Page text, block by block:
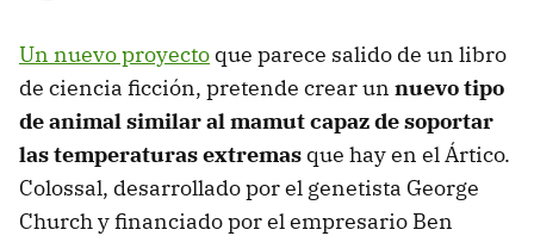
Un nuevo proyecto que parece salido de un libro
de ciencia ficción, pretende crear un nuevo tipo
de animal similar al mamut capaz de soportar
las temperaturas extremas que hay en el Ártico.
Colossal, desarrollado por el genetista George
Church y financiado por el empresario Ben